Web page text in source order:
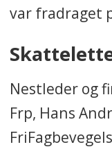
var fradraget
Nestleder og
Frp, Hans